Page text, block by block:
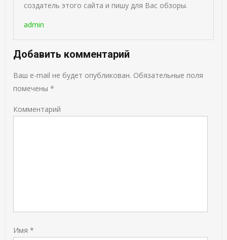
создатель этого сайта и пишу для Вас обзоры.
admin
Добавить комментарий
Ваш e-mail не будет опубликован. Обязательные поля
помечены*
Комментарий
Имя*